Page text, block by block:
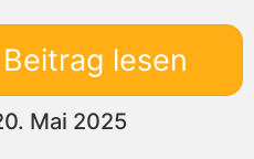
lesen
Mai 2025